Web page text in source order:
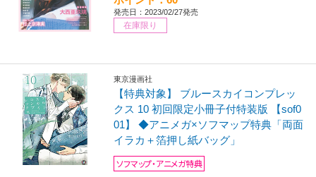
発売日：2023/02/27発売
在庫限り
東京漫画社
【特典対象】 ブルースカイコンプレッ
クス 10 初回限定小冊子付特装版 【sof0
01】 ◆アニメガ×ソフマップ特典「両面
イラカ＋箔押し紙バッグ」
ソフマップ・アニメガ特典